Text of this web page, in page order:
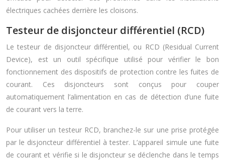
électriques cachées derrière les cloisons.
Testeur de disjoncteur différentiel (RCD)
Le testeur de disjoncteur différentiel, ou RCD (Residual Current
Device), est un outil spécifique utilisé pour vérifier le bon
fonctionnement des dispositifs de protection contre les fuites de
courant. Ces disjoncteurs sont conçus pour couper
automatiquement l’alimentation en cas de détection d’une fuite
de courant vers la terre.
Pour utiliser un testeur RCD, branchez-le sur une prise protégée
par le disjoncteur différentiel à tester. L’appareil simule une fuite
de courant et vérifie si le disjoncteur se déclenche dans le temps